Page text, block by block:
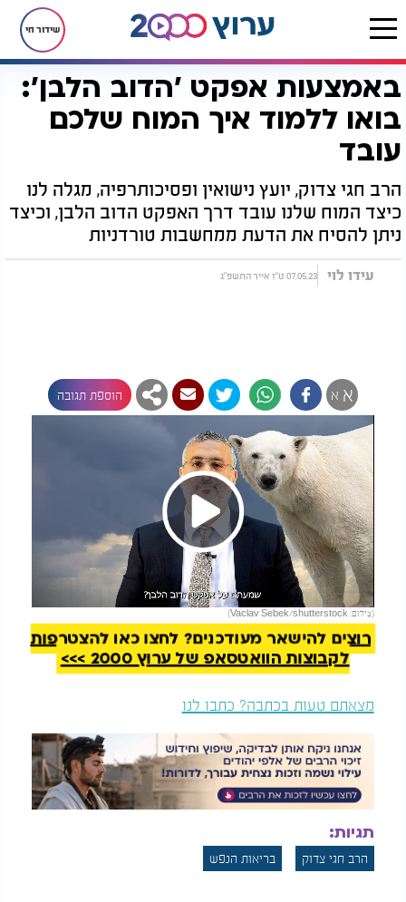
שידור חי
דף הבית בריאות בריאות הנפש באמצעות אפקט 'הדוב הלבן': בואו ללמוד איך המוח שלכם עובד
באמצעות אפקט 'הדוב הלבן':
בואו ללמוד איך המוח שלכם
עובד
הרב חגי צדוק, יועץ נישואין ופסיכותרפיה, מגלה לנו
כיצד המוח שלנו עובד דרך האפקט הדוב הלבן, וכיצד
ניתן להסיח את הדעת ממחשבות טורדניות
עידו לוי 07.05.23 ט"ז אייר התשפ"ג
א א הוספת תגובה
Play
Video
(צילום: Vaclav Sebek/shutterstock)
להמשך קריאה
רוצים להישאר מעודכנים? לחצו כאן להצטרפות
לקבוצות הוואטסאפ של ערוץ 2000 >>>
מצאתם טעות בכתבה? כתבו לנו
תגיות:
הרב חגי צדוק בריאות הנפש